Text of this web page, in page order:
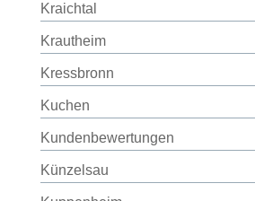
Kraichtal
Krautheim
Kressbronn
Kuchen
Kundenbewertungen
Künzelsau